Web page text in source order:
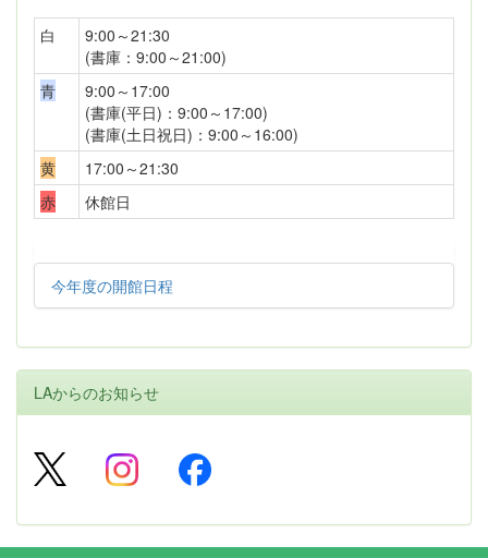
白
9:00～21:30
(書庫：9:00～21:00)
青
9:00～17:00
(書庫(平日)：9:00～17:00)
(書庫(土日祝日)：9:00～16:00)
黄
17:00～21:30
赤
休館日
今年度の開館日程
LAからのお知らせ